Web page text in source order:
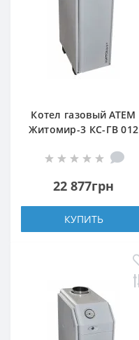
Котел газовый АТЕМ
Житомир-3 КС-ГВ 012
22 877грн
КУПИТЬ